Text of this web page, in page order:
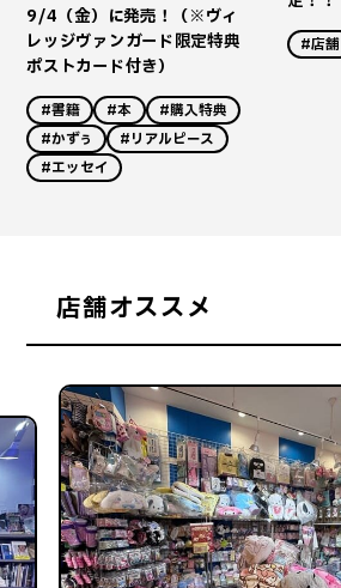
9/4（金）に発売！（※ヴィ
レッジヴァンガード限定特典
ポストカード付き）
#書籍 #本
#購入特典
#かずぅ
#リアルピース
#エッセイ
#店舗
店舗オススメ